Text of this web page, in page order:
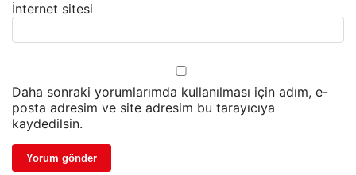
İnternet sitesi
Daha sonraki yorumlarımda kullanılması için adım, e-
posta adresim ve site adresim bu tarayıcıya
kaydedilsin.